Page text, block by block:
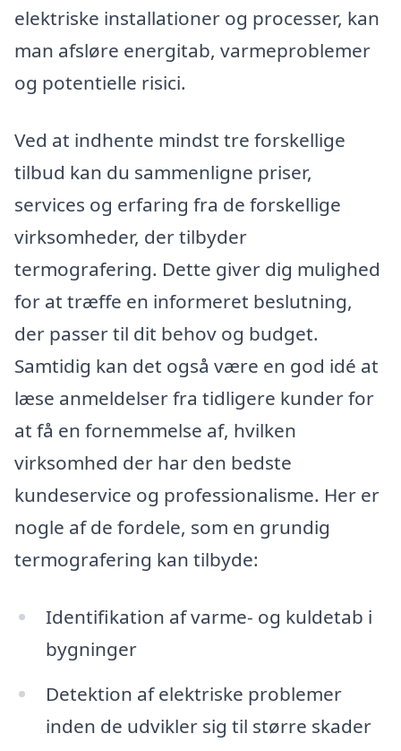
elektriske installationer og processer, kan
man afsløre energitab, varmeproblemer
og potentielle risici.
Ved at indhente mindst tre forskellige
tilbud kan du sammenligne priser,
services og erfaring fra de forskellige
virksomheder, der tilbyder
termografering. Dette giver dig mulighed
for at træffe en informeret beslutning,
der passer til dit behov og budget.
Samtidig kan det også være en god idé at
læse anmeldelser fra tidligere kunder for
at få en fornemmelse af, hvilken
virksomhed der har den bedste
kundeservice og professionalisme. Her er
nogle af de fordele, som en grundig
termografering kan tilbyde:
Identifikation af varme- og kuldetab i
bygninger
Detektion af elektriske problemer
inden de udvikler sig til større skader